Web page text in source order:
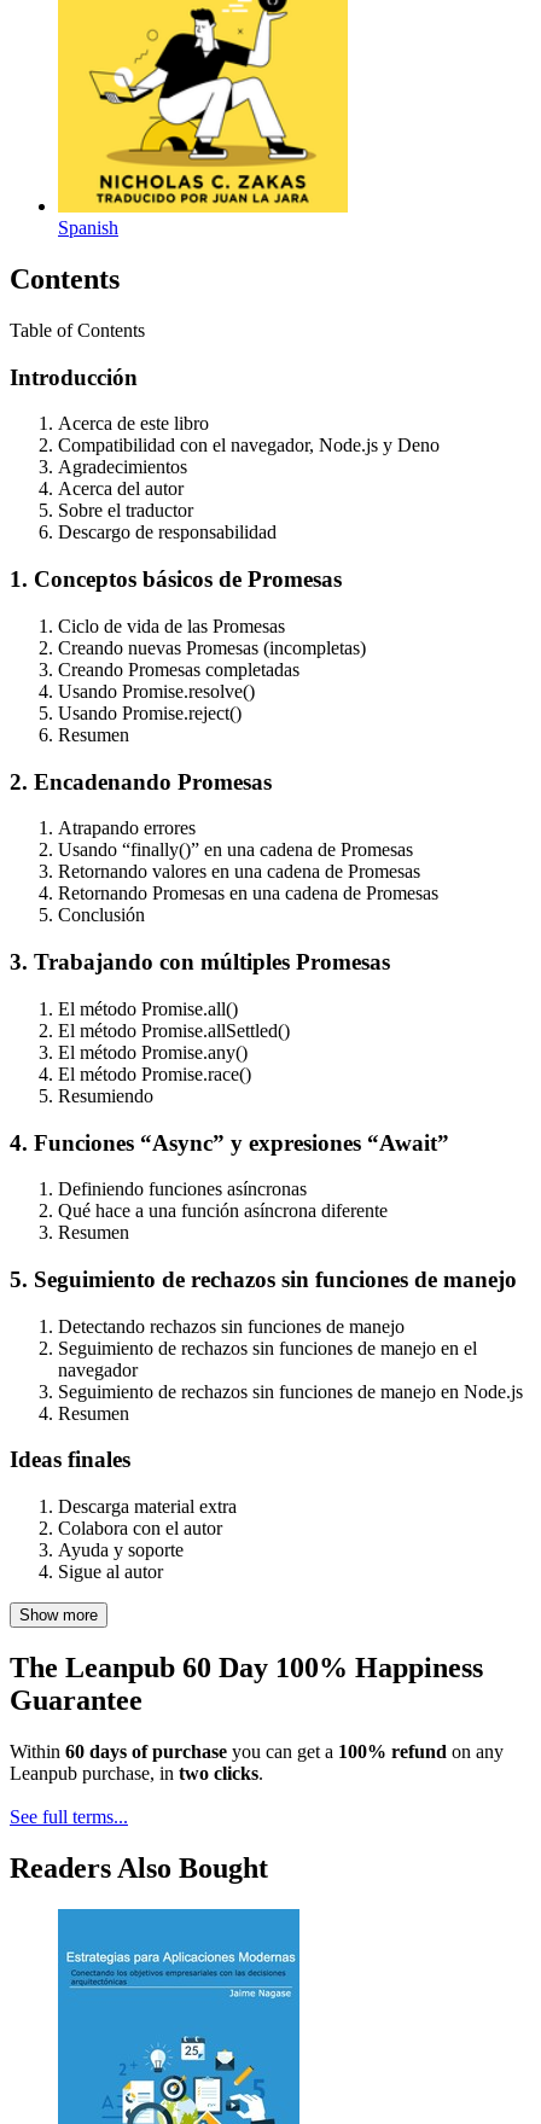
Spanish
Contents
Table of Contents
Introducción
Acerca de este libro
Compatibilidad con el navegador, Node.js y Deno
Agradecimientos
Acerca del autor
Sobre el traductor
Descargo de responsabilidad
1. Conceptos básicos de Promesas
Ciclo de vida de las Promesas
Creando nuevas Promesas (incompletas)
Creando Promesas completadas
Usando Promise.resolve()
Usando Promise.reject()
Resumen
2. Encadenando Promesas
Atrapando errores
Usando “finally()” en una cadena de Promesas
Retornando valores en una cadena de Promesas
Retornando Promesas en una cadena de Promesas
Conclusión
3. Trabajando con múltiples Promesas
El método Promise.all()
El método Promise.allSettled()
El método Promise.any()
El método Promise.race()
Resumiendo
4. Funciones “Async” y expresiones “Await”
Definiendo funciones asíncronas
Qué hace a una función asíncrona diferente
Resumen
5. Seguimiento de rechazos sin funciones de manejo
Detectando rechazos sin funciones de manejo
Seguimiento de rechazos sin funciones de manejo en el
navegador
Seguimiento de rechazos sin funciones de manejo en Node.js
Resumen
Ideas finales
Descarga material extra
Colabora con el autor
Ayuda y soporte
Sigue al autor
Show more
The Leanpub 60 Day 100% Happiness
Guarantee
Within 60 days of purchase you can get a 100% refund on any
Leanpub purchase, in two clicks.
See full terms...
Readers Also Bought